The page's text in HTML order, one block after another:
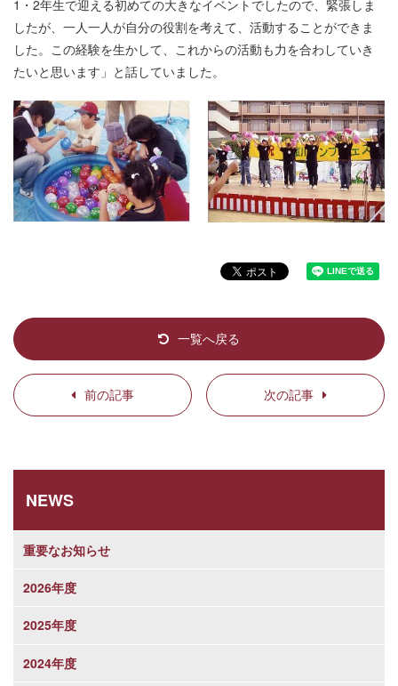
1・2年生で迎える初めての大きなイベントでしたので、緊張しま
したが、一人一人が自分の役割を考えて、活動することができま
した。この経験を生かして、これからの活動も力を合わしていき
たいと思います」と話していました。
前の記事
一覧へ戻る
次の記事
NEWS
重要なお知らせ
2026年度
2025年度
2024年度